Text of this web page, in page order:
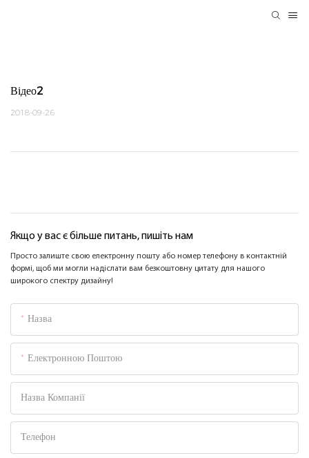
Відео2
2018-09-26
Якщо у вас є більше питань, пишіть нам
Просто залиште свою електронну пошту або номер телефону в контактній
формі, щоб ми могли надіслати вам безкоштовну цитату для нашого
широкого спектру дизайну!
Назва
Електронною Поштою
Назва Компанії
Телефон